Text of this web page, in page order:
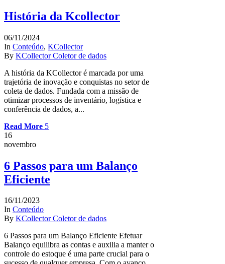
História da Kcollector
06/11/2024
In Conteúdo, KCollector
By KCollector Coletor de dados
A história da KCollector é marcada por uma
trajetória de inovação e conquistas no setor de
coleta de dados. Fundada com a missão de
otimizar processos de inventário, logística e
conferência de dados, a...
Read More
16
novembro
6 Passos para um Balanço
Eficiente
16/11/2023
In Conteúdo
By KCollector Coletor de dados
6 Passos para um Balanço Eficiente Efetuar
Balanço equilibra as contas e auxilia a manter o
controle do estoque é uma parte crucial para o